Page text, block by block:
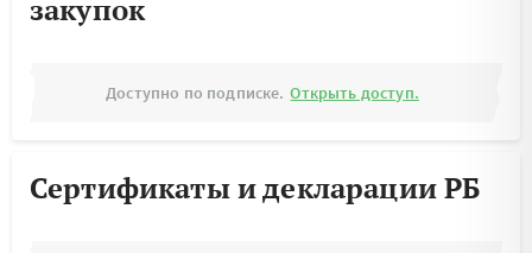
закупок
Доступно по подписке. Открыть доступ.
Сертификаты и декларации РБ